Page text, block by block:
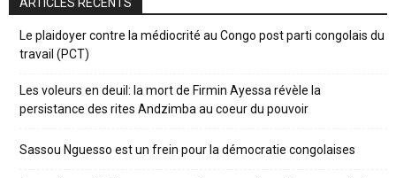
ARTICLES RÉCENTS
Le plaidoyer contre la médiocrité au Congo post parti congolais du
travail (PCT)
Les voleurs en deuil: la mort de Firmin Ayessa révèle la
persistance des rites Andzimba au coeur du pouvoir
Sassou Nguesso est un frein pour la démocratie congolaises